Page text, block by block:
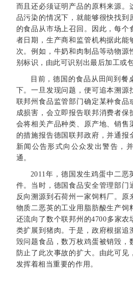
而且还必须证明产品的原料来源。
品污染的情况下，就能够很快找到
的食品从市场上召回。因此，每个
者日期，生产商和监管机构据此能
次。例如，牛奶和肉制品等动物源
别标识，由此可识别出最后加工或
目前，德国的食品从田间到餐
下。一旦发现问题，便可追本溯源
联邦州食品监管部门确定某种食品
成损害，会立即报告联邦消费者保
会将相关产品种类、原产地、销售
的措施报告德国联邦政府，并通报
新闻公告形式向公众发出警告，
通。
2011年，德国发生鸡蛋中二恶
件。当时，德国食品安全管理部门
反向溯源到石荷州一家饲料厂。原
物质二恶英的工业用脂肪酸生产饲
还流向了数个联邦州的4700多家农
类扩展到猪肉。于是，政府根据追
毁问题食品，数万枚鸡蛋被销毁，
防止了此次事故的扩大。由此可见
发挥着相当重要的作用。